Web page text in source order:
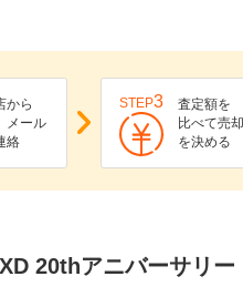
から
メール
絡
STEP3
査定額を
比べて売
を決める
20thアニバーサリ